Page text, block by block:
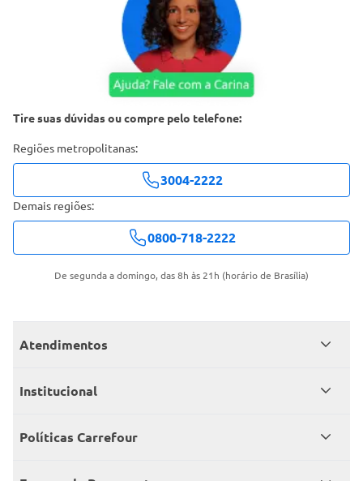
Tire suas dúvidas ou compre pelo telefone:
Regiões metropolitanas:
3004-2222
Demais regiões:
0800-718-2222
De segunda a domingo, das 8h às 21h (horário de Brasília)
Atendimentos
Meus pedidos
Institucional
Grupo Carrefour Brasil
Políticas Carrefour
Políticas de entregas